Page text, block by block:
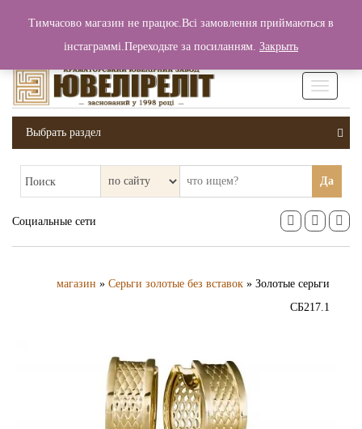
Вход / Регистрация 0 грн.
Выбрать раздел
Поиск Да
Социальные сети
магазин » Серьги золотые без вставок » Золотые серьги
СБ217.1
Тимчасово магазин не працює.Всі замовлення приймаються в
інстаграммі.Переходьте за посиланням. Закрыть